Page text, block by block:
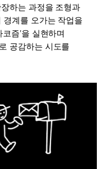
하는 과정을 조형과
경계를 오가는 작업을
즘’을 실현하며
공감하는 시도를